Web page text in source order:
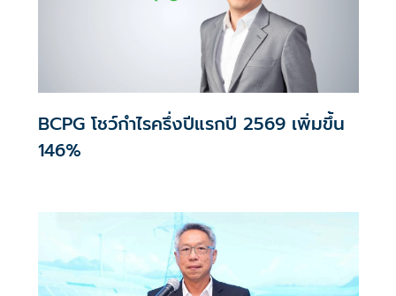
BCPG โชว์กำไรครึ่งปีแรกปี 2569 เพิ่มขึ้น
146%